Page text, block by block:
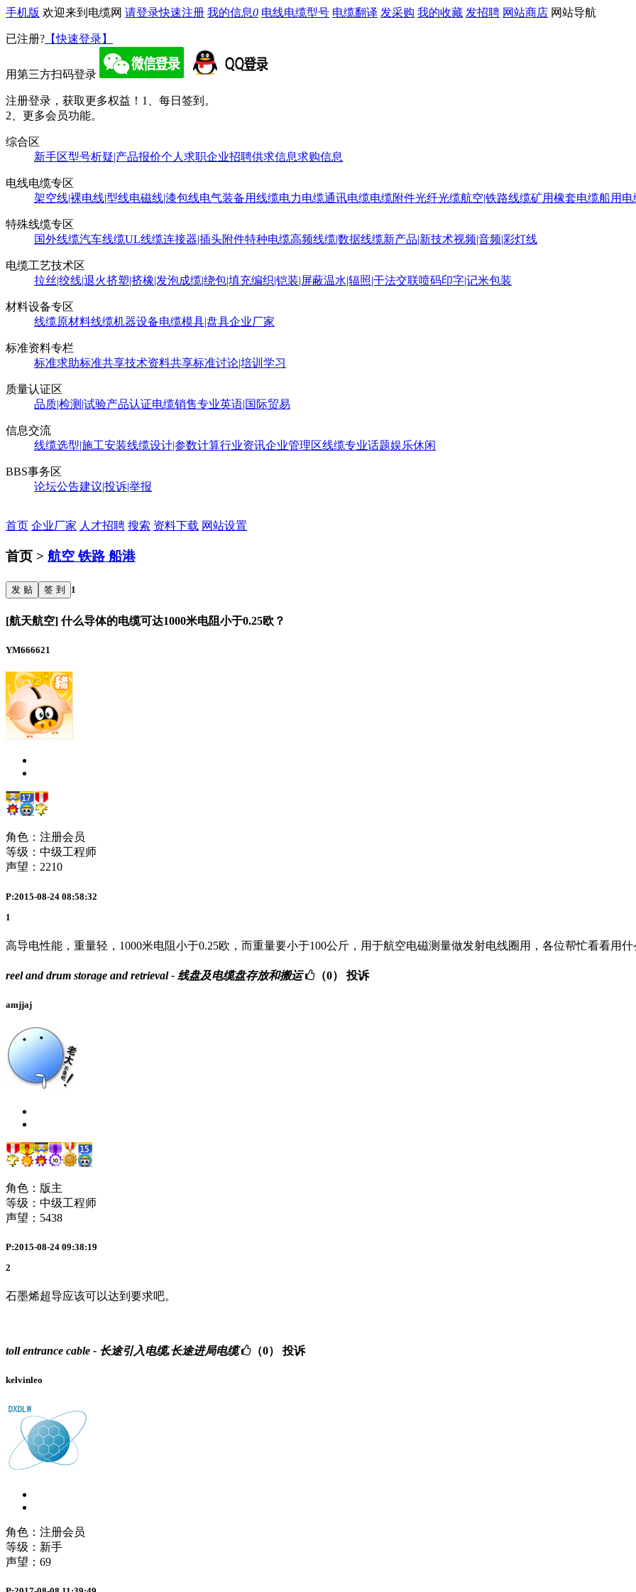
手机版 欢迎来到电缆网 请登录快速注册 我的信息0 电线电缆型号 电缆翻译 发采购 我的收藏 发招聘 网站商店 网站导航
已注册? 【快速登录】
用第三方扫码登录
注册登录，获取更多权益！ 1、每日签到。
2、更多会员功能。
综合区
新手区型号析疑|产品报价个人求职企业招聘供求信息求购信息
电线电缆专区
架空线|裸电线|型线电磁线|漆包线电气装备用线缆电力电缆通讯电缆电缆附件光纤光缆航空|铁路线缆矿用橡套电缆船用电
特殊线缆专区
国外线缆汽车线缆UL线缆连接器|插头附件特种电缆高频线缆|数据线缆新产品|新技术视频|音频|彩灯线
电缆工艺技术区
拉丝|绞线|退火挤塑|挤橡|发泡成缆|绕包|填充编织|铠装|屏蔽温水|辐照|干法交联喷码印字|记米包装
材料设备专区
线缆原材料线缆机器设备电缆模具|盘具企业厂家
标准资料专栏
标准求助标准共享技术资料共享标准讨论|培训学习
质量认证区
品质|检测|试验产品认证电缆销售专业英语|国际贸易
信息交流
线缆选型|施工安装线缆设计|参数计算行业资讯企业管理区线缆专业话题娱乐休闲
BBS事务区
论坛公告建议|投诉|举报
首页 企业厂家 人才招聘 搜索 资料下载 网站设置
首页 > 航空 铁路 船港
发 贴 签 到 1
[航天航空] 什么导体的电缆可达1000米电阻小于0.25欧？
YM666621
角色：注册会员
等级：中级工程师
声望： 2210
P:2015-08-24 08:58:32
1
高导电性能，重量轻，1000米电阻小于0.25欧，而重量要小于100公斤，用于航空电磁测量做发射电线圈用，各位帮忙看看用
reel and drum storage and retrieval - 线盘及电缆盘存放和搬运 （0） 投诉
amjjaj
角色：版主
等级：中级工程师
声望： 5438
P:2015-08-24 09:38:19
2
石墨烯超导应该可以达到要求吧。
toll entrance cable - 长途引入电缆,长途进局电缆 （0） 投诉
kelvinleo
角色：注册会员
等级：新手
声望： 69